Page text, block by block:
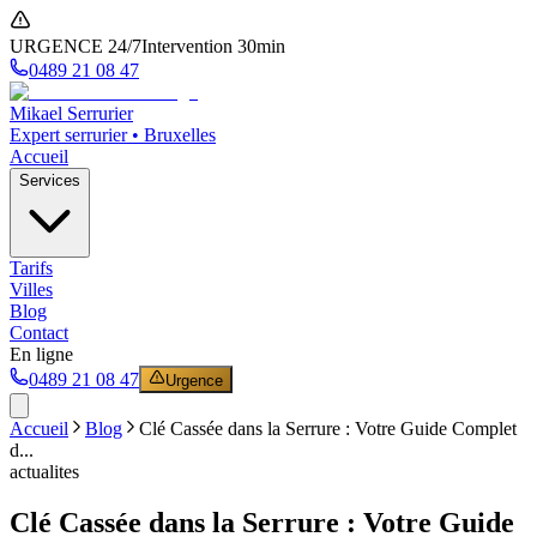
URGENCE 24/7Intervention 30min
0489 21 08 47
Mikael Serrurier
Expert serrurier • Bruxelles
Accueil
Services
Tarifs
Villes
Blog
Contact
En ligne
0489 21 08 47
Urgence
Accueil Blog
Clé Cassée dans la Serrure : Votre Guide Complet
d...
actualites
Clé Cassée dans la Serrure : Votre Guide